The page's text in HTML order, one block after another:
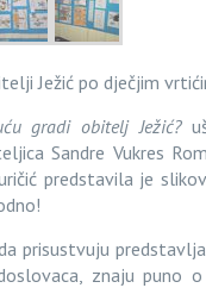
Ježić po dječjim
gradi obitelj Ježić?
Sandre Vukres
predstavila je
prisustvuju
znaju puno